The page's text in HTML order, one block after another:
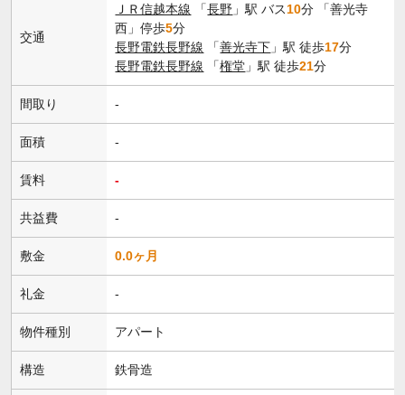
交通
ＪＲ信越本線 「長野 」駅 バス10分 「善光寺
西」停歩5分
長野電鉄長野線 「善光寺下 」駅 徒歩17分
長野電鉄長野線 「権堂 」駅 徒歩21分
間取り -
面積 -
賃料 -
共益費 -
敷金 0.0ヶ月
礼金 -
物件種別 アパート
構造 鉄骨造